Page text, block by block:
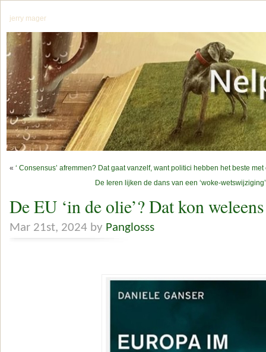
jerry mager
« ‘ Consensus’ afremmen? Dat gaat vanzelf, want politici hebben het beste met
De Ieren lijken de dans van een ‘woke-
De EU ‘in de olie’? Dat kon
Mar 21st, 2024 by Panglosss